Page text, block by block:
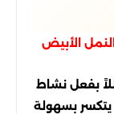
الأبيض
بفعل نشاط
يتكسر بسهولة